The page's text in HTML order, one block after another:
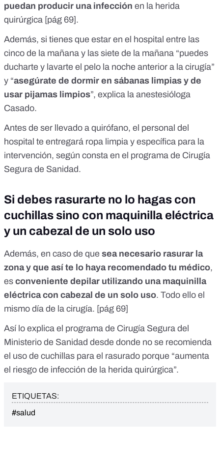
puedan producir una infección en la herida
quirúrgica [pág 69].
Además, si tienes que estar en el hospital entre las
cinco de la mañana y las siete de la mañana “puedes
ducharte y lavarte el pelo la noche anterior a la cirugía”
y “asegúrate de dormir en sábanas limpias y de
usar pijamas limpios”, explica la anestesióloga
Casado.
Antes de ser llevado a quirófano, el personal del
hospital te entregará ropa limpia y específica para la
intervención, según consta en el programa de Cirugía
Segura de Sanidad.
Si debes rasurarte no lo hagas con
cuchillas sino con maquinilla eléctrica
y un cabezal de un solo uso
Además, en caso de que sea necesario rasurar la
zona y que así te lo haya recomendado tu médico,
es conveniente depilar utilizando una maquinilla
eléctrica con cabezal de un solo uso. Todo ello el
mismo día de la cirugía. [pág 69]
Así lo explica el programa de Cirugía Segura del
Ministerio de Sanidad desde donde no se recomienda
el uso de cuchillas para el rasurado porque “aumenta
el riesgo de infección de la herida quirúrgica”.
ETIQUETAS:
#salud